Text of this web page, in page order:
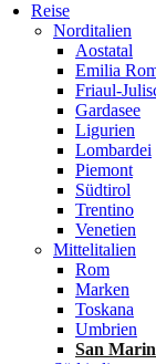
Reise
Norditalien
Aostatal
Emilia
Friaul-
Gardasee
Ligurien
Lombardei
Piemont
Südtirol
Trentino
Venetien
Mittelitalien
Rom
Marken
Toskana
Umbrien
San